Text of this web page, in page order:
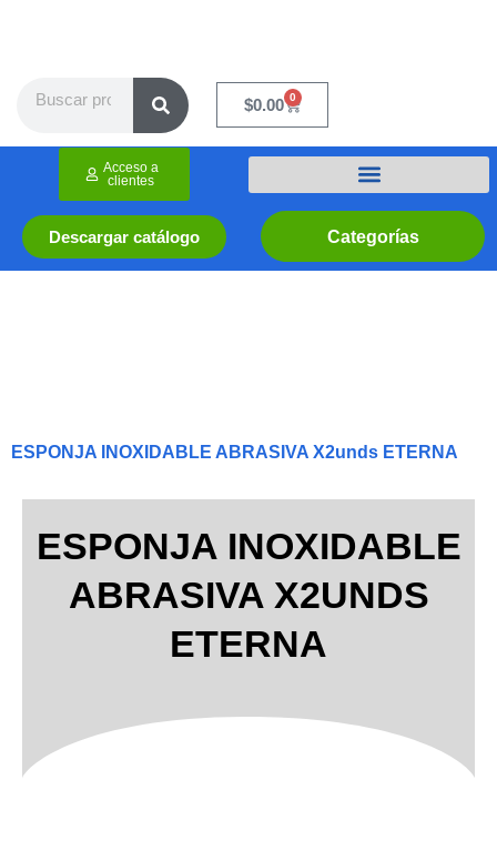
$0.00 0
Cart
Categorías
Descargar catálogo
Acceso a
clientes
ESPONJA INOXIDABLE ABRASIVA X2unds ETERNA
ESPONJA INOXIDABLE
ABRASIVA X2UNDS
ETERNA